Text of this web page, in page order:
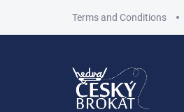
Terms and Conditions